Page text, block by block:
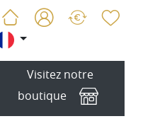
Visitez notre
boutique